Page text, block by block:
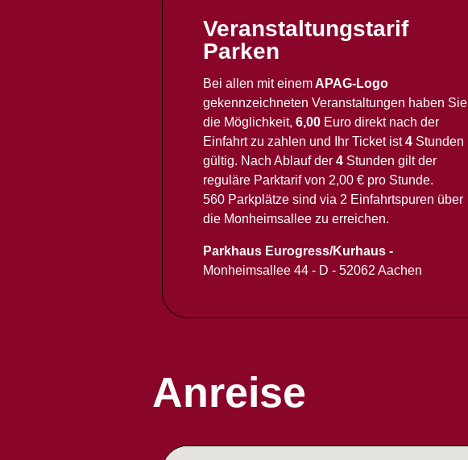
Veranstaltungstarif
Parken
Bei allen mit einemAPAG-Logo
gekennzeichneten Veranstaltungen haben Sie
die Möglichkeit, 6,00 Euro direkt nach der
Einfahrt zu zahlen und Ihr Ticket ist4 Stunden
gültig. Nach Ablauf der 4 Stunden gilt der
reguläre Parktarif von 2,00 € pro Stunde.
560 Parkplätze sind via 2 Einfahrtspuren über
die Monheimsallee zu erreichen.
Parkhaus Eurogress/Kurhaus -
Monheimsallee 44 - D - 52062 Aachen
Anreise